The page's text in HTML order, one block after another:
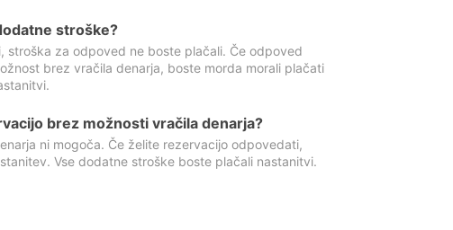
stroške?
za odpoved ne boste plačali. Če odpoved
brez vračila denarja, boste morda morali plačati
brez možnosti vračila denarja?
ni mogoča. Če želite rezervacijo odpovedati,
Vse dodatne stroške boste plačali nastanitvi.